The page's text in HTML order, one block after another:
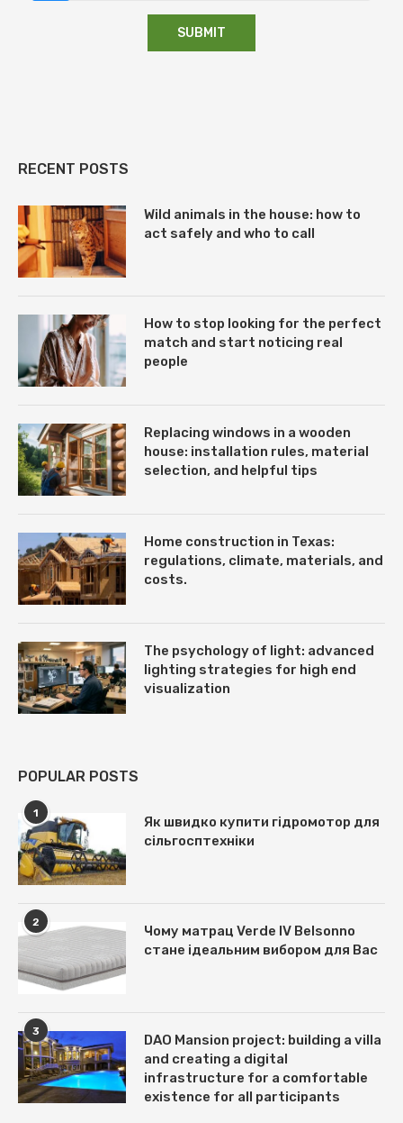
RECENT POSTS
Wild animals in the house: how to
act safely and who to call
How to stop looking for the perfect
match and start noticing real
people
Replacing windows in a wooden
house: installation rules, material
selection, and helpful tips
Home construction in Texas:
regulations, climate, materials, and
costs.
The psychology of light: advanced
lighting strategies for high end
visualization
POPULAR POSTS
1
Як швидко купити гідромотор для
сільгосптехніки
2
Чому матрац Verde IV Belsonno
стане ідеальним вибором для Вас
3
DAO Mansion project: building a villa
and creating a digital
infrastructure for a comfortable
existence for all participants